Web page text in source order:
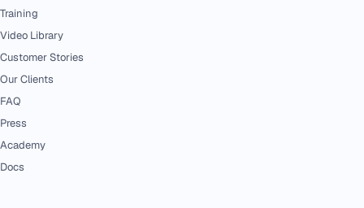
Training
Video Library
Customer Stories
Our Clients
FAQ
Press
Academy
Docs